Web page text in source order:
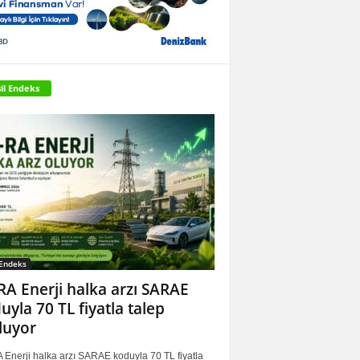
Endeks
Enerji halka arzı SARAE
70 TL fiyatla talep
Enerji halka arzı SARAE koduyla 70 TL fiyatla